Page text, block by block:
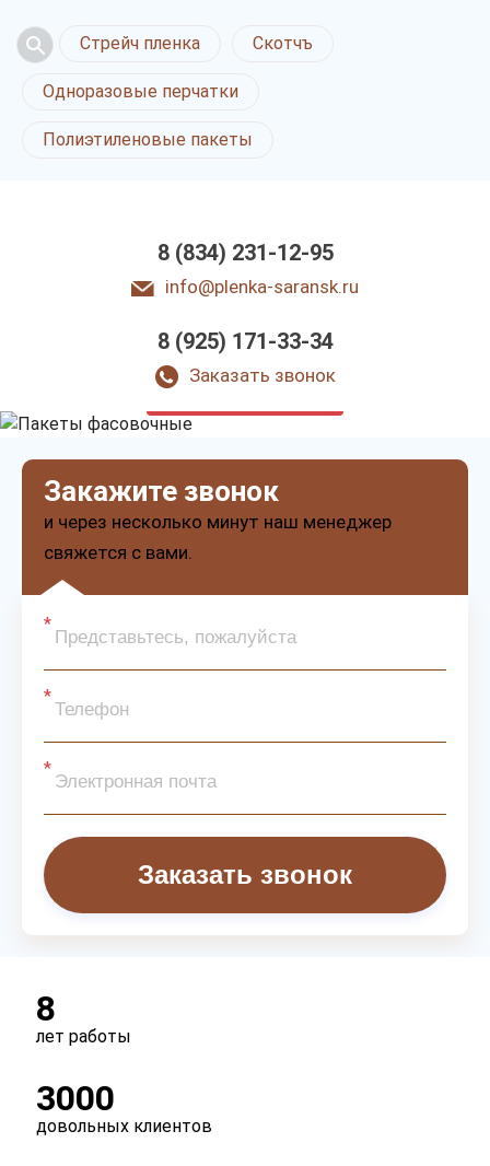
Стрейч пленка Скотчъ
Одноразовые перчатки
Полиэтиленовые пакеты
8 (834) 231-12-95
info@plenka-saransk.ru
8 (925) 171-33-34
Заказать звонок
Пакеты фасовочные
в Саранске
Закажите звонок
и через несколько минут наш менеджер
свяжется с вами.
Заказать звонок
8
лет работы
3000
довольных клиентов